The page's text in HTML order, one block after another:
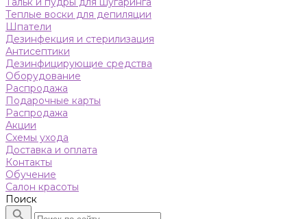
Теплые воски для депиляции
Шпатели
Дезинфекция и стерилизация
Антисептики
Дезинфицирующие средства
Оборудование
Распродажа
Подарочные карты
Распродажа
Акции
Схемы ухода
Доставка и оплата
Контакты
Обучение
Салон красоты
Поиск